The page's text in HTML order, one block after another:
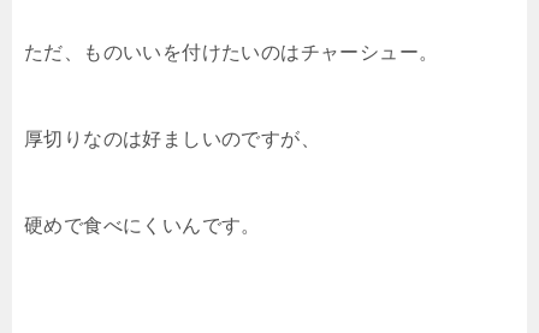
ただ、ものいいを付けたいのはチャーシュー。
厚切りなのは好ましいのですが、
硬めで食べにくいんです。